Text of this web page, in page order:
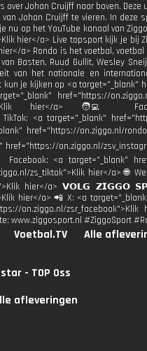
Johan Cruijff naar boven.
Johan Cruijff te vieren. In deze
nu op het YouTube kanaal van
hier</a> Live topsport kijk je bij
a> Rondo is het voetbal,
Basten, Ruud Gullit, Wesley
van het nationale en
kun je kijken op <a
href="https://
hier</a> 🧑‍💻
<a target="_blank"
href="https://on.ziggo.nl/
on.ziggo.nl/
<a target="_blank"
zs_tiktok">Klik hier</a> 🌐
hier</a> 𝗩𝗢𝗟𝗚
hier</a> 📲 X: <a
on.ziggo.nl/
www.ziggosport.nl #ZiggoSport
Voetbal.TV Alle
- TOP Oss
afleveringen